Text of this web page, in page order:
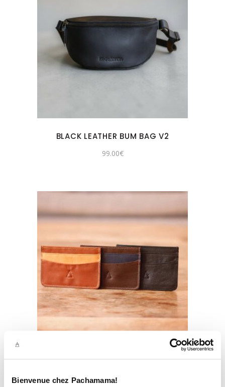
Bienvenue chez Pachamama!
BLACK LEATHER BUM BAG V2
99.00€
THE CARDHORLDER
29.00